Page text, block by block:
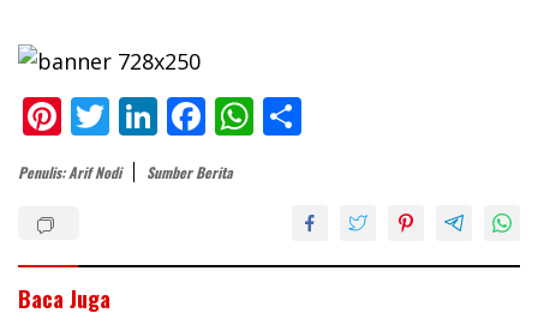
Pi
nt
er
st
T
w
itt
Li
n
k
dI
F
ac
e
o
W
A
e
Penulis: Arif Nodi Sumber Berita
Baca Juga